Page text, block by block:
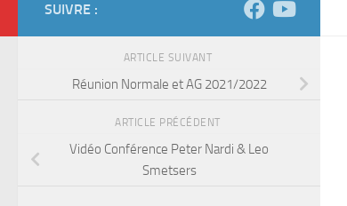
SUIVRE :
ARTICLE SUIVANT
Réunion Normale et AG 2021/2022
ARTICLE PRÉCÉDENT
Vidéo Conférence Peter Nardi & Leo
Smetsers